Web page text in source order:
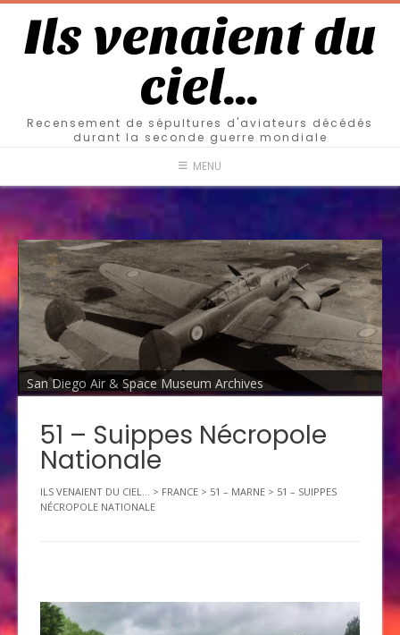
Ils venaient du
ciel…
Recensement de sépultures d'aviateurs décédés
durant la seconde guerre mondiale
MENU
San Diego Air & Space Museum Archives
51 – Suippes Nécropole
Nationale
ILS VENAIENT DU CIEL... > FRANCE > 51 – MARNE > 51 – SUIPPES
NÉCROPOLE NATIONALE